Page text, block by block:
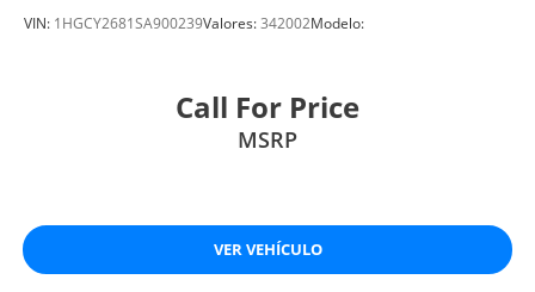
VIN: 1HGCY2681SA900239Valores:342002Modelo:
Call For Price
MSRP
VER VEHÍCULO